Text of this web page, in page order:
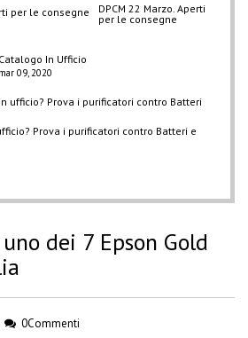
DPCM 22 Marzo. Aperti
per le consegne
Catalogo In Ufficio
mar 09, 2020
Prova i purificatori contro Batteri e
dei 7 Epson Gold
0Commenti